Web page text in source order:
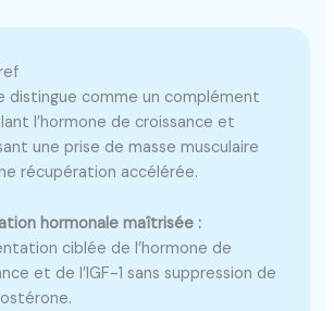
distingue comme un complément
l’hormone de croissance et
une prise de masse musculaire
récupération accélérée.
hormonale maîtrisée :
ciblée de l’hormone de
et de l’IGF-1 sans suppression de